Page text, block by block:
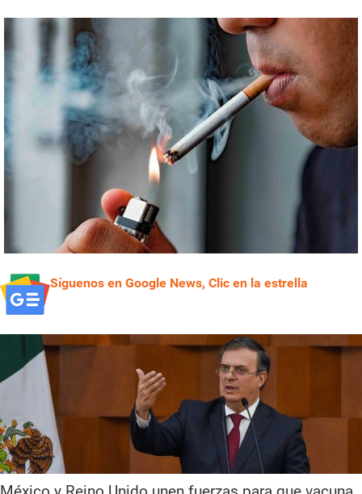
Síguenos en Google News, Clic en la estrella